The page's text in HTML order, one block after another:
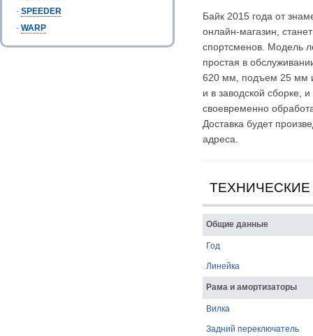
- SPEEDER
- WARP
Байк 2015 года от
онлайн-магазин,
спортсменов. Модель
простая в
620 мм, подъем 25 мм
и в заводской сборке,
своевременно
Доставка будет
адреса.
ТЕХНИЧЕСКИЕ
Общие данные
Год
Линейка
Рама и амортизаторы
Вилка
Задний переключатель